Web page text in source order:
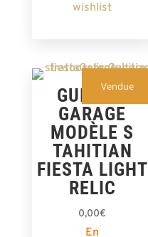
wishlist
Vendue
GUITARE
GARAGE
MODÈLE S
TAHITIAN
FIESTA LIGHT
RELIC
0,00€
En